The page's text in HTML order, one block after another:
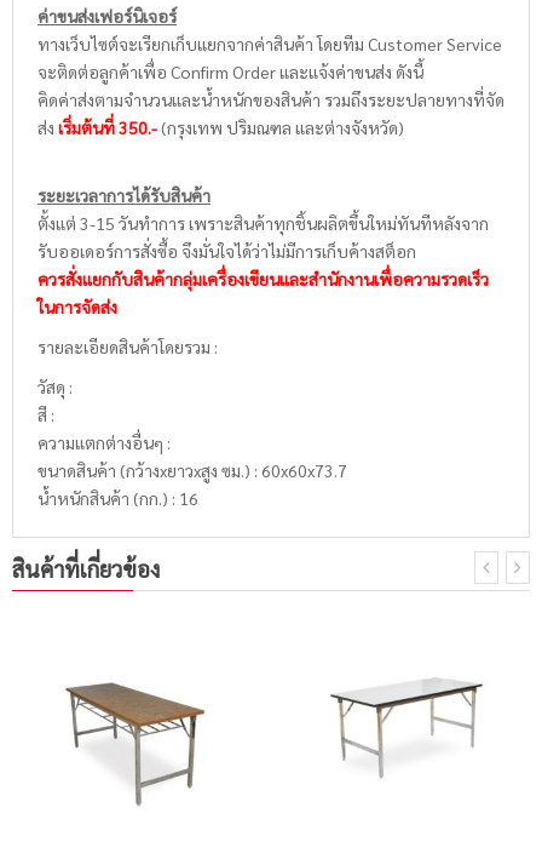
ค่าขนส่งเฟอร์นิเจอร์
ทางเว็บไซต์จะเรียกเก็บแยกจากค่าสินค้า โดยทีม Customer Service
จะติดต่อลูกค้าเพื่อ Confirm Order และแจ้งค่าขนส่ง ดังนี้
คิดค่าส่งตามจำนวนและน้ำหนักของสินค้า รวมถึงระยะปลายทางที่จัด
ส่ง เริ่มต้นที่ 350.-(กรุงเทพ ปริมณฑล และต่างจังหวัด)
ระยะเวลาการได้รับสินค้า
ตั้งแต่ 3-15 วันทำการ เพราะสินค้าทุกชิ้นผลิตขึ้นใหม่ทันทีหลังจาก
รับออเดอร์การสั่งซื้อ จึงมั่นใจได้ว่าไม่มีการเก็บค้างสต็อก
ควรสั่งแยกกับสินค้ากลุ่มเครื่องเขียนและสำนักงานเพื่อความรวดเร็ว
ในการจัดส่ง
รายละเอียดสินค้าโดยรวม :
วัสดุ :
สี :
ความแตกต่างอื่นๆ :
ขนาดสินค้า (กว้างxยาวxสูง ซม.) : 60x60x73.7
น้ำหนักสินค้า (กก.) : 16
สินค้าที่เกี่ยวข้อง